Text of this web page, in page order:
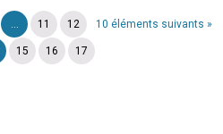
10 éléments suivants »
... 11 12
15 16 17